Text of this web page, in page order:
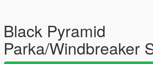
Black Pyramid
Parka/Windbreaker